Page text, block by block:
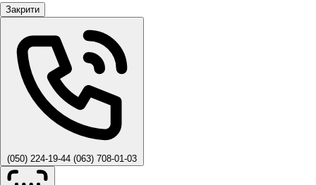
Закрити
(050) 224-19-44 (063) 708-01-03